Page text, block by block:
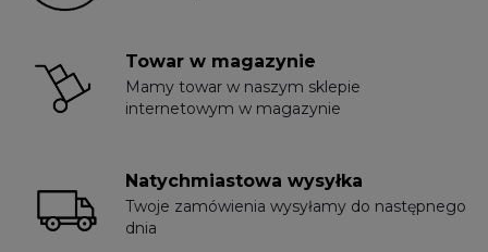
Towar w magazynie
Mamy towar w naszym sklepie
internetowym w magazynie
Natychmiastowa wysyłka
Twoje zamówienia wysyłamy do następnego
dnia